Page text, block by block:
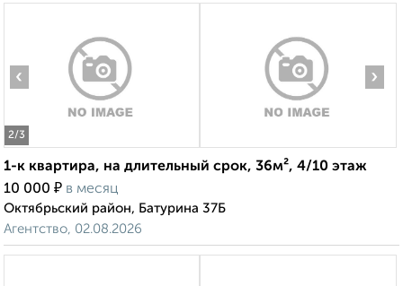
2/3
‹ ›
1-к квартира, на длительный срок, 36м², 4/10 этаж
10 000 ₽ в месяц
Октябрьский район, Батурина 37Б
Агентство, 02.08.2026